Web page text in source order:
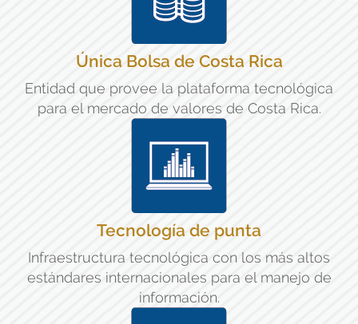
Única Bolsa de Costa Rica
Entidad que provee la plataforma tecnológica
para el mercado de valores de Costa Rica.
Tecnología de punta
Infraestructura tecnológica con los más altos
estándares internacionales para el manejo de
información.